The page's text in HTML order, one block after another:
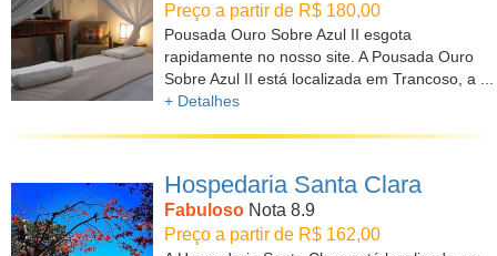
Preço a partir de R$ 180,00
Pousada Ouro Sobre Azul II esgota
rapidamente no nosso site. A Pousada Ouro
Sobre Azul II está localizada em Trancoso, a ...
+ Detalhes
Hospedaria Santa Clara
Fabuloso Nota 8.9
Preço a partir de R$ 162,00